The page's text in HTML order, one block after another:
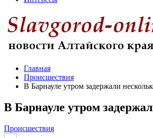
Главная
Происшествия
В Барнауле утром задержали
В Барнауле утром
Происшествия